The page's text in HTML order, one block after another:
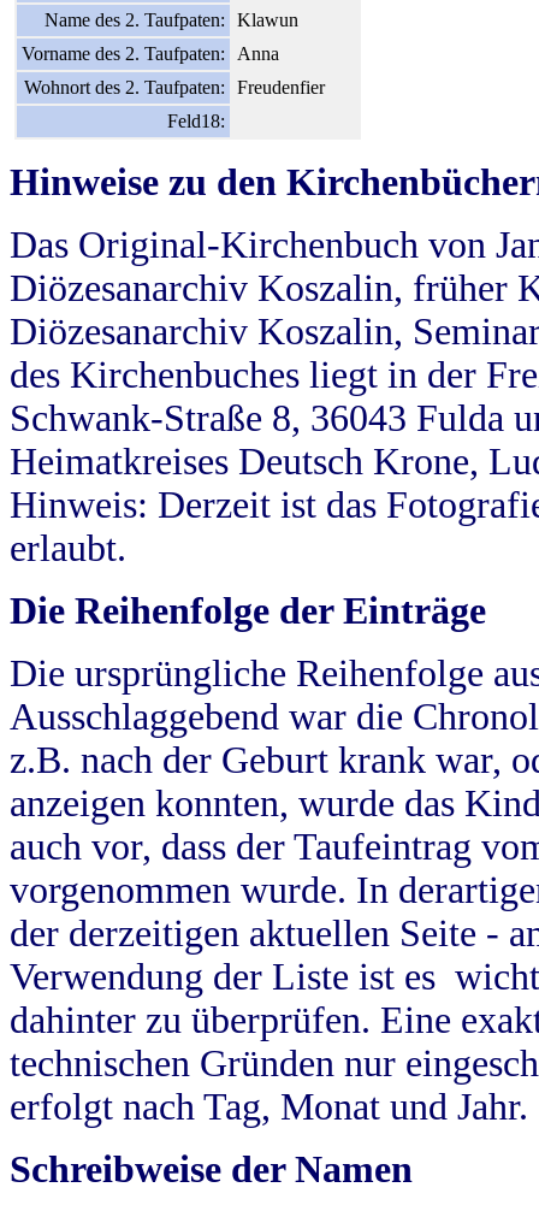
Name des 2. Taufpaten:
Klawun
Vorname des 2. Taufpaten:
Anna
Wohnort des 2. Taufpaten:
Freudenfier
Feld18:
Hinweise zu den
Das Original-Kirchenbuch von
Diözesanarchiv Koszalin, früher
Diözesanarchiv Koszalin,
des Kirchenbuches liegt in der
Schwank-Straße 8, 36043 Fulda
Heimatkreises Deutsch Krone,
Hinweis: Derzeit ist das
erlaubt.
Die Reihenfolge der Einträge
Die ursprüngliche Reihenfolge
Ausschlaggebend war die
z.B. nach der Geburt krank war,
anzeigen konnten, wurde das
auch vor, dass der Taufeintrag
vorgenommen wurde. In
der derzeitigen aktuellen Seite -
Verwendung der Liste ist es
dahinter zu überprüfen. Eine
technischen Gründen nur
erfolgt nach Tag, Monat und Jahr.
Schreibweise der Namen